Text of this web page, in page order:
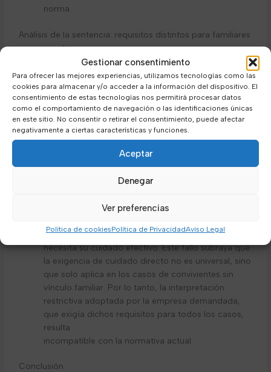
Gestionar consentimiento
Para ofrecer las mejores experiencias, utilizamos tecnologías como las
cookies para almacenar y/o acceder a la información del dispositivo. El
consentimiento de estas tecnologías nos permitirá procesar datos
como el comportamiento de navegación o las identificaciones únicas
en este sitio. No consentir o retirar el consentimiento, puede afectar
negativamente a ciertas características y funciones.
Aceptar
Denegar
Ver preferencias
Política de cookiesPolítica de PrivacidadAviso Legal
norma.
Análisis de la sentencia: requisitos distintos para familiares
y convivientes
El TSJ de Galicia refuerza con esta sentencia la
interpretación de que existen dos supuestos claramente
diferenciados en la normativa:
Familiares directos: Para cónyuge, pareja de hecho
y parientes de hasta segundo grado, el permiso de
cinco días es automático cuando se produce una
de las situaciones recogidas en el artículo
(enfermedad grave, hospitalización o intervención
quirúrgica).No se exige justificar ni la convivencia ni
Convivientes no familiares: En este caso, el
persona afectada como que dicha persona
necesita su cuidado efectivo. Este fallo subraya que
la exigencia de cuidado directo no es universal, sino
que solo aplica en los casos de convivientes sin
vínculo familiar. Por lo tanto, la interpretación
restrictiva adoptada por la empresa demandada,
que exigía dichos requisitos para todos los casos,
resulta
incompatible con la normativa actual.
Conclusión